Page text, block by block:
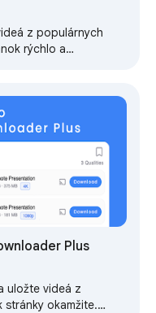
HLS a živé
z populárnych
rýchlo a
a M3U8.
Plus
uložte videá z
stránky okamžite.